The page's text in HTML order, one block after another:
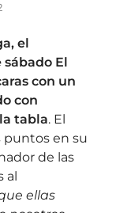
el
El
con un
con
tabla. El
en su
de las
al
ellas